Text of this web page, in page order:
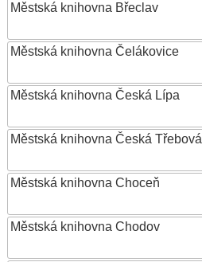
Městská knihovna Břeclav
Městská knihovna Čelákovice
Městská knihovna Česká Lípa
Městská knihovna Česká Třebová
Městská knihovna Choceň
Městská knihovna Chodov